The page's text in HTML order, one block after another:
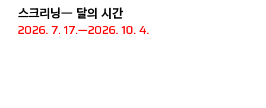
스크리닝― 달의 시간
2026. 7. 17.—2026. 10. 4.